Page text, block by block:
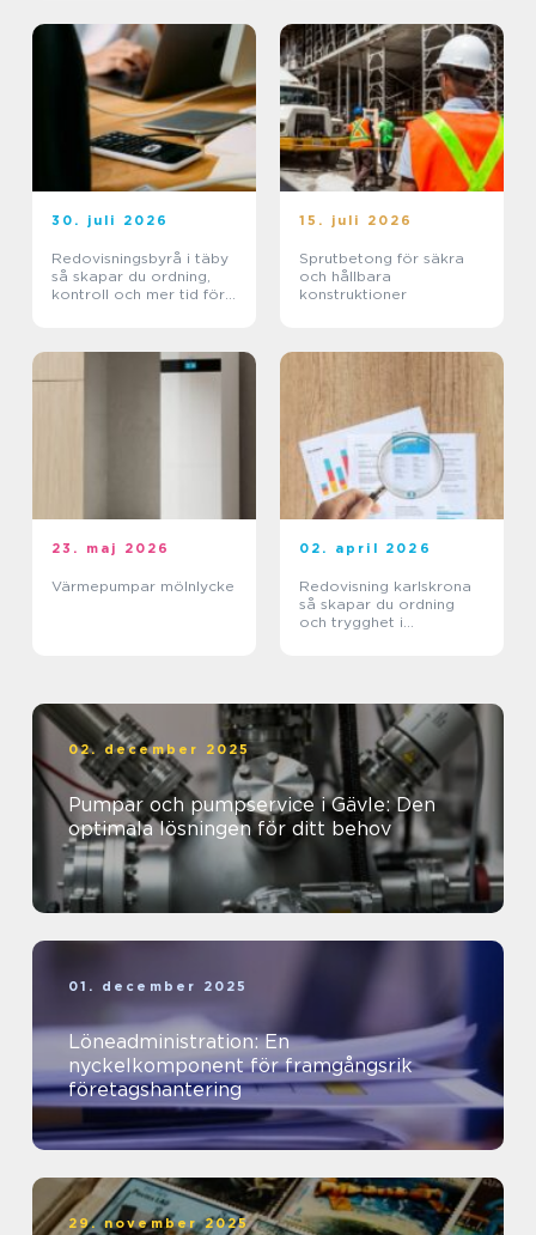
30. juli 2026
Redovisningsbyrå i täby
så skapar du ordning,
kontroll och mer tid för
15. juli 2026
Sprutbetong för säkra
och hållbara
konstruktioner
23. maj 2026
Värmepumpar mölnlycke
02. april 2026
Redovisning karlskrona
så skapar du ordning
och trygghet i
02. december 2025
Pumpar och pumpservice i Gävle: Den
optimala lösningen för ditt behov
01. december 2025
Löneadministration: En
nyckelkomponent för framgångsrik
företagshantering
29. november 2025